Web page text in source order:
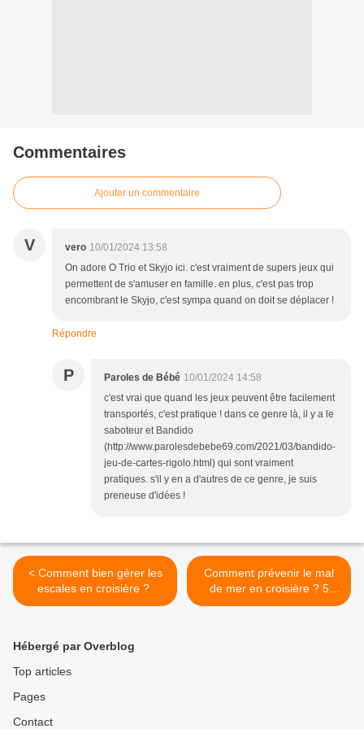
Commentaires
Ajouter un commentaire
V vero 10/01/2024 13:58
On adore O Trio et Skyjo ici. c'est vraiment de supers jeux qui
permettent de s'amuser en famille. en plus, c'est pas trop
encombrant le Skyjo, c'est sympa quand on doit se déplacer !
Répondre
P Paroles de Bébé 10/01/2024 14:58
c'est vrai que quand les jeux peuvent être facilement
transportés, c'est pratique ! dans ce genre là, il y a le
saboteur et Bandido
(http://www.parolesdebebe69.com/2021/03/bandido-
jeu-de-cartes-rigolo.html) qui sont vraiment
pratiques. s'il y en a d'autres de ce genre, je suis
preneuse d'idées !
< Comment bien gérer les
escales en croisière ?
Comment prévenir le mal
de mer en croisière ? 5
astuces naturelles >
Hébergé par Overblog
Top articles
Pages
Contact